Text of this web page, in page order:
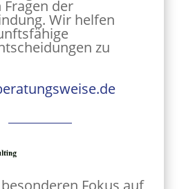
Fragen der
Wir helfen
zu
Fokus auf